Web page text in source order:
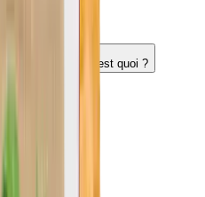
C'est quoi ?